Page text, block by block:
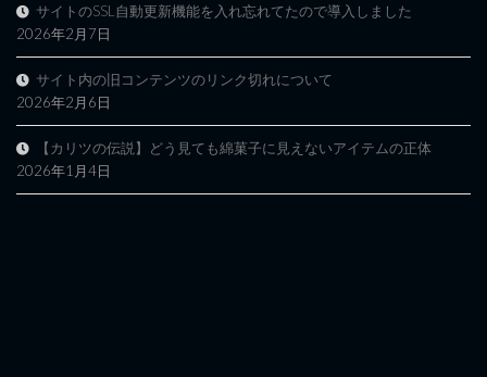
サイトのSSL自動更新機能を入れ忘れてたので導入しました
2026年2月7日
サイト内の旧コンテンツのリンク切れについて
2026年2月6日
【カリツの伝説】どう見ても綿菓子に見えないアイテムの正体
2026年1月4日